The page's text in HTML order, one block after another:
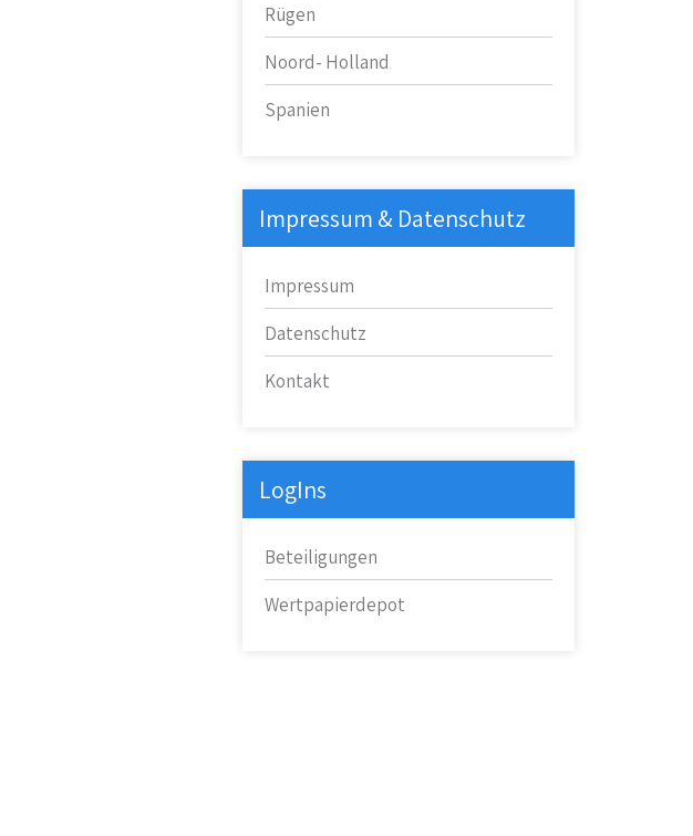
Rügen
Noord- Holland
Spanien
Impressum & Datenschutz
Impressum
Datenschutz
Kontakt
LogIns
Beteiligungen
Wertpapierdepot